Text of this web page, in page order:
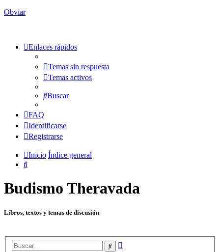
Obviar
Enlaces rápidos
Temas sin respuesta
Temas activos
Buscar
FAQ
Identificarse
Registrarse
Inicio Índice general
Buscar
Budismo Theravada
Libros, textos y temas de discusión
Buscar